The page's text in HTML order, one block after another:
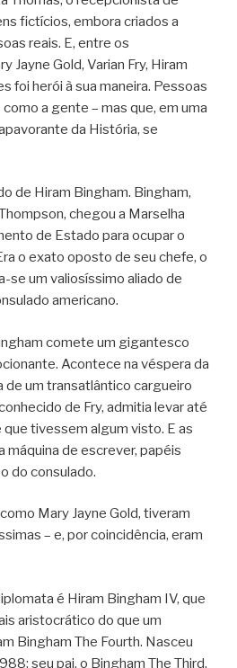
fictícios, embora criados a
reais. E, entre os
Jayne Gold, Varian Fry, Hiram
foi herói à sua maneira. Pessoas
a gente – mas que, em uma
da História, se
de Hiram Bingham. Bingham,
chegou a Marselha
de Estado para ocupar o
o exato oposto de seu chefe, o
se um valiosíssimo aliado de
americano.
comete um gigantesco
Acontece na véspera da
de um transatlântico cargueiro
de Fry, admitia levar até
tivessem algum visto. E as
máquina de escrever, papéis
do consulado.
Mary Jayne Gold, tiveram
– e, por coincidência, eram
é Hiram Bingham IV, que
aristocrático do que um
Bingham The Fourth. Nasceu
seu pai, o Bingham The Third,